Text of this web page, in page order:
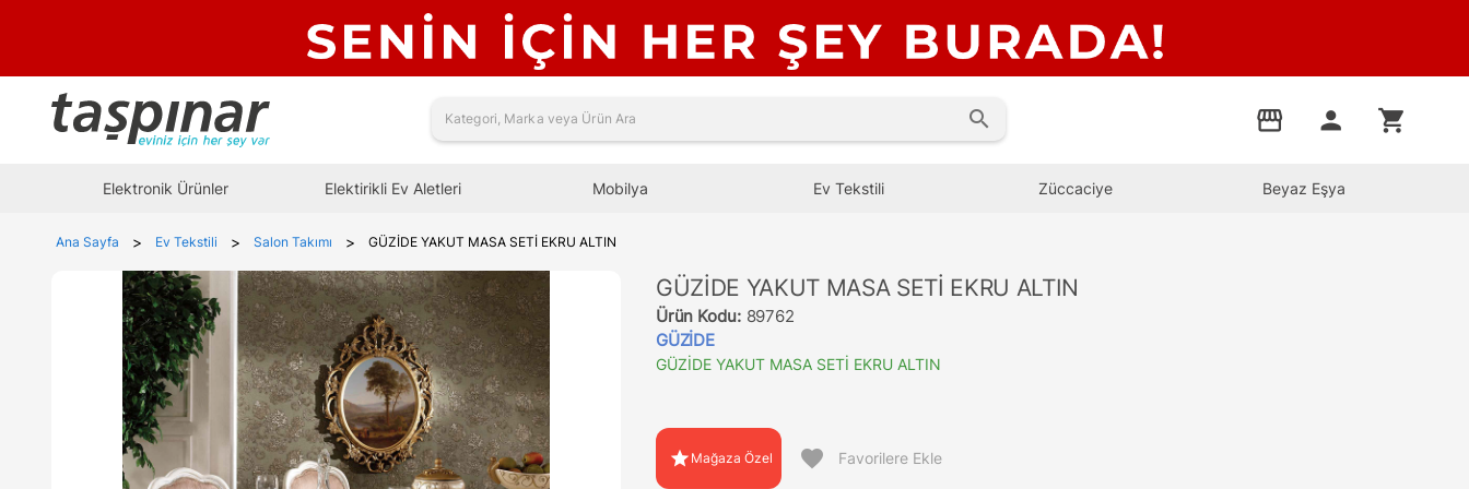
search storefront person shopping_cart
Elektronik Ürünler Elektirikli Ev Aletleri Mobilya Ev Tekstili Züccaciye Beyaz Eşya
Ana Sayfa > Ev Tekstili > Salon Takımı > GÜZİDE YAKUT MASA SETİ EKRU ALTIN
GÜZİDE YAKUT MASA SETİ EKRU ALTIN
Ürün Kodu: 89762
GÜZİDE
GÜZİDE YAKUT MASA SETİ EKRU ALTIN
star Mağaza Özel favorite Favorilere Ekle